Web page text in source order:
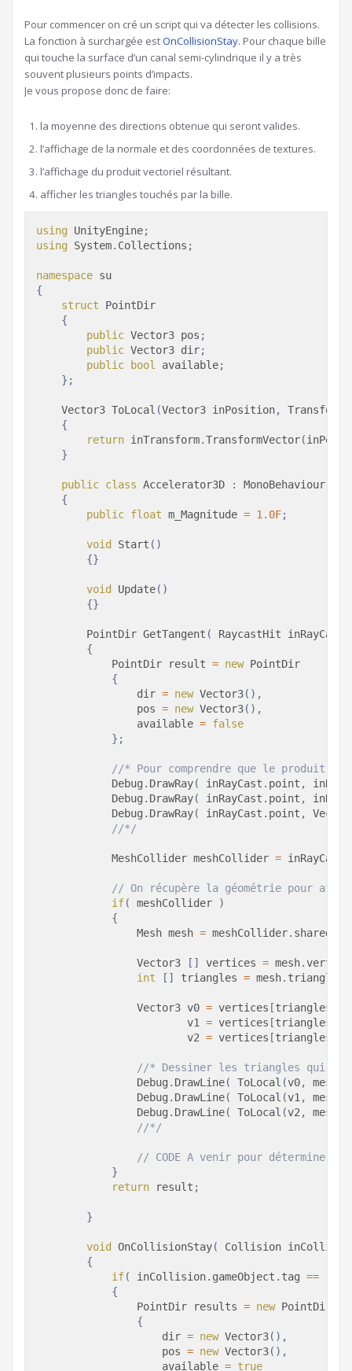
Pour commencer on cré un script qui va détecter les collisions.
La fonction à surchargée estOnCollisionStay. Pour chaque bille
qui touche la surface d’un canal semi-cylindrique il y a très
souvent plusieurs points d’impacts.
Je vous propose donc de faire:
la moyenne des directions obtenue qui seront valides.
l’affichage de la normale et des coordonnées de textures.
l’affichage du produit vectoriel résultant.
afficher les triangles touchés par la bille.
using UnityEngine;
using System. Collections ;
namespace
{
struct PointDir
{
public Vector3 pos ;
public Vector3 dir;
public
bool available;
} ;
Vector3 ToLocal (Vector3 inPosition, Transform
{
return inTransform.TransformVector(
}
public class Accelerator3D :
MonoBehaviour
{
public float m_Magnitude = 1.0F;
void Start ( )
{}
void Update( )
{}
PointDir GetTangent ( RaycastHit inRayCast
{
PointDir result = new PointDir
{
                dir
= new Vector3( ) ,
                pos
= new Vector3( ) ,
                available
= false
} ;
//* Pour comprendre que le produit
            Debug
. DrawRay( inRayCast . point ,
            Debug
. DrawRay( inRayCast . point ,
            Debug
. DrawRay( inRayCast . point ,
//*/
MeshCollider meshCollider = inRayCast
// On récupère la géométrie pour
if( meshCollider
)
{
Mesh mesh = meshCollider.
                Vector3
[ ] vertices = mesh.
int
[ ] triangles = mesh. triangles
Vector3 v0 = vertices [triangles
                        v1
= vertices [triangles
                        v2
= vertices [triangles
//* Dessiner les triangles qui ont
                Debug
. DrawLine( ToLocal (v0,
                Debug
. DrawLine( ToLocal (v1 ,
                Debug
. DrawLine( ToLocal (v2 ,
//*/
// CODE A venir pour
}
return result ;
}
void OnCollisionStay( Collision
{
if( inCollision. gameObject . tag ==
{
PointDir results = new PointDir
{
                    dir
= new Vector3( ) ,
                    pos
= new Vector3( ) ,
                    available
= true